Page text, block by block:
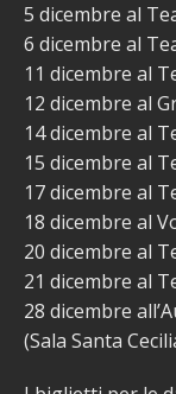
5 dicembre al
6 dicembre al
11 dicembre al
12 dicembre al
14 dicembre al
15 dicembre al
17 dicembre al
18 dicembre al
20 dicembre al
21 dicembre al
28 dicembre
(Sala Santa